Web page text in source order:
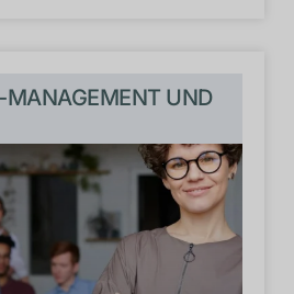
MANAGEMENT UND